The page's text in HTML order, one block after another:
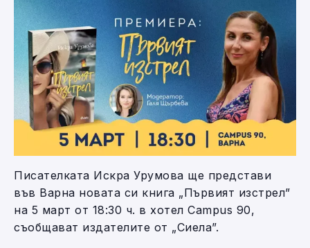
Писателката Искра Урумова ще представи
във Варна новата си книга „Първият изстрел”
на 5 март от 18:30 ч. в хотел Campus 90,
съобщават издателите от „Сиела”.